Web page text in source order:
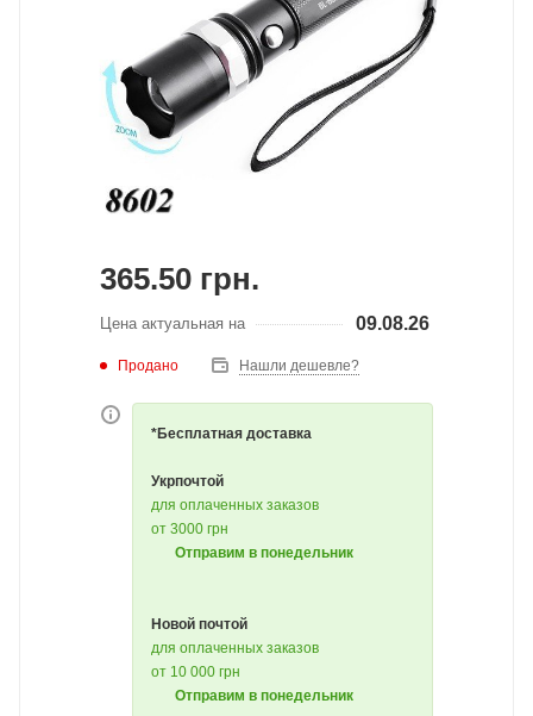
365.50 грн.
Цена актуальная на 09.08.26
Продано Нашли дешевле?
*Бесплатная доставка
Укрпочтой
для оплаченных заказов
от 3000 грн
Отправим в понедельник
Новой почтой
для оплаченных заказов
от 10 000 грн
Отправим в понедельник